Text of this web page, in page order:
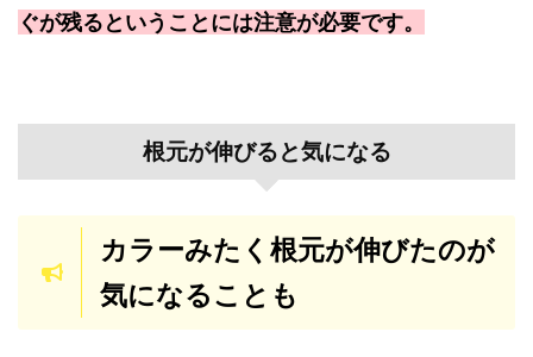
ぐが残るということには注意が必要です。
根元が伸びると気になる
カラーみたく根元が伸びたのが
気になることも